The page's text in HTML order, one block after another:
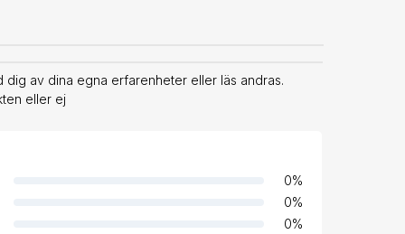
dig av dina egna erfarenheter eller läs andras.
eller ej
0%
0%
0%